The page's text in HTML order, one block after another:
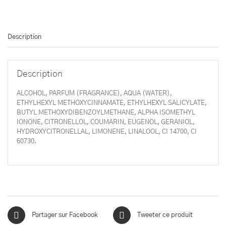
Description
Description
ALCOHOL, PARFUM (FRAGRANCE), AQUA (WATER),
ETHYLHEXYL METHOXYCINNAMATE, ETHYLHEXYL SALICYLATE,
BUTYL METHOXYDIBENZOYLMETHANE, ALPHA ISOMETHYL
IONONE, CITRONELLOL, COUMARIN, EUGENOL, GERANIOL,
HYDROXYCITRONELLAL, LIMONENE, LINALOOL, CI 14700, CI
60730.
Partager sur Facebook Tweeter ce produit